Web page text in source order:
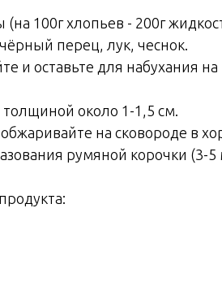
100г хлопьев - 200г
перец, лук, чеснок.
и оставьте для набухания на
около 1-1,5 см.
на сковороде в
румяной корочки (3-5